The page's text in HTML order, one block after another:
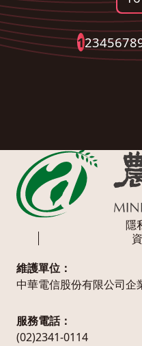
12345678
隱
維護單位：
中華電信股份有限公司企
服務電話：
(02)2341-0114